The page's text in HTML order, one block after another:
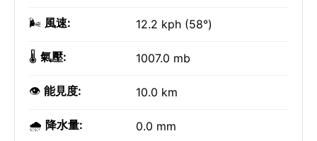
🌬️ 風速: 12.2 kph (58°)
🌡️ 氣壓: 1007.0 mb
👁️ 能見度: 10.0 km
🌧️ 降水量: 0.0 mm